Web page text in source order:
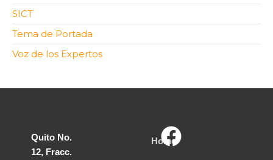
SICT
Tema de Portada
Voz de los Expertos
Quito No.
12, Fracc.
Home